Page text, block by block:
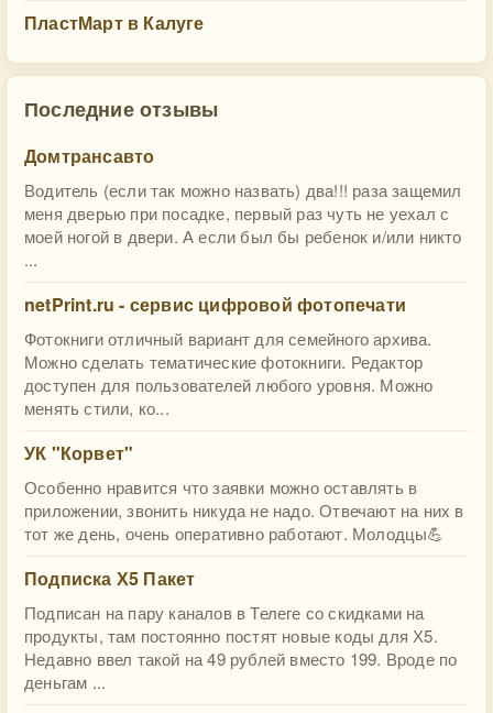
ПластМарт в Калуге
Последние отзывы
Домтрансавто
Водитель (если так можно назвать) два!!! раза защемил
меня дверью при посадке, первый раз чуть не уехал с
моей ногой в двери. А если был бы ребенок и/или никто
...
netPrint.ru - сервис цифровой фотопечати
Фотокниги отличный вариант для семейного архива.
Можно сделать тематические фотокниги. Редактор
доступен для пользователей любого уровня. Можно
менять стили, ко...
УК "Корвет"
Особенно нравится что заявки можно оставлять в
приложении, звонить никуда не надо. Отвечают на них в
тот же день, очень оперативно работают. Молодцы💪
Подписка Х5 Пакет
Подписан на пару каналов в Телеге со скидками на
продукты, там постоянно постят новые коды для Х5.
Недавно ввел такой на 49 рублей вместо 199. Вроде по
деньгам ...